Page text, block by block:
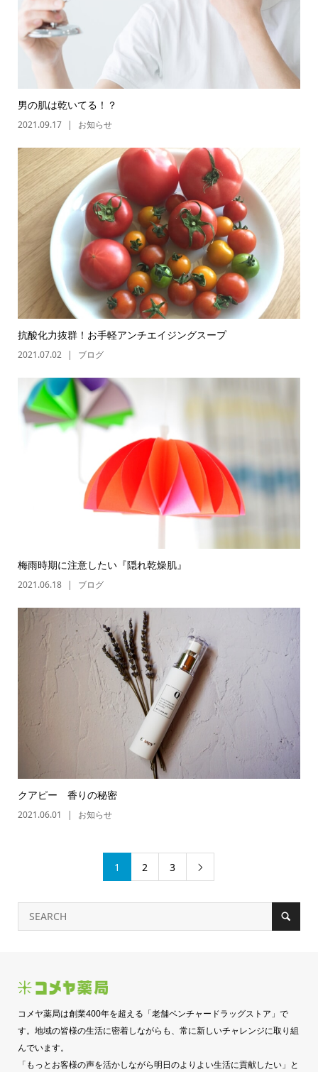
男の肌は乾いてる！？
2021.09.17 お知らせ
抗酸化力抜群！お手軽アンチエイジングスープ
2021.07.02 ブログ
梅雨時期に注意したい『隠れ乾燥肌』
2021.06.18 ブログ
クアピー 香りの秘密
2021.06.01 お知らせ
1 2 3 
コメヤ薬局は創業400年を超える「老舗ベンチャードラッグストア」で
す。地域の皆様の生活に密着しながらも、常に新しいチャレンジに取り組
んでいます。
「もっとお客様の声を活かしながら明日のよりよい生活に貢献したい」と